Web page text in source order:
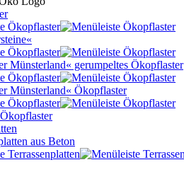
Münsterland« gerumpeltes Ökopflaster
Münsterland« Ökopflaster
aus Beton